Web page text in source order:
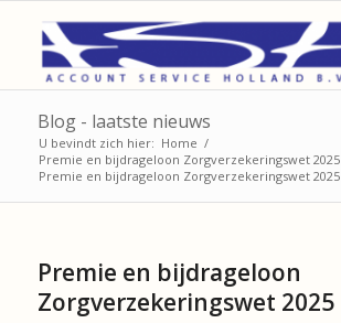
Blog - laatste nieuws
U bevindt zich hier: Home /
Premie en bijdrageloon Zorgverzekeringswet 2025
Premie en bijdrageloon Zorgverzekeringswet 2025
Premie en bijdrageloon
Zorgverzekeringswet 2025